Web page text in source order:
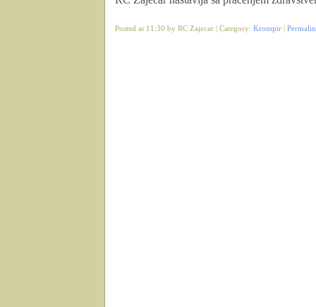
Posted at 11:30 by RC Zajecar | Category: Krompir